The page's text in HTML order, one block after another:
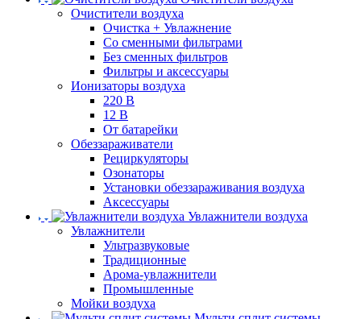
Очистители воздуха
Очистка + Увлажнение
Cо сменными фильтрами
Без сменных фильтров
Фильтры и аксессуары
Ионизаторы воздуха
220 В
12 В
От батарейки
Обеззараживатели
Рециркуляторы
Озонаторы
Установки обеззараживания воздуха
Аксессуары
Увлажнители воздуха
Увлажнители
Ультразвуковые
Традиционные
Арома-увлажнители
Промышленные
Мойки воздуха